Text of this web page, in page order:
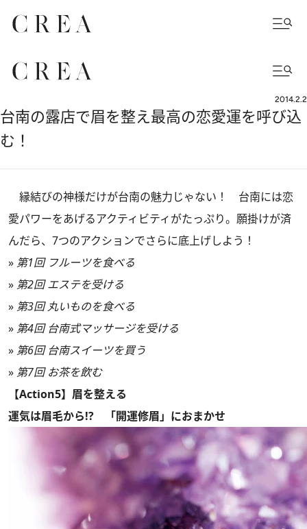
2014.2.2
台南の露店で眉を整え最高の恋愛運を呼び込
む！
縁結びの神様だけが台南の魅力じゃない！ 台南には恋
愛パワーをあげるアクティビティがたっぷり。願掛けが済
んだら、7つのアクションでさらに底上げしよう！
» 第1回 フルーツを食べる
» 第2回 エステを受ける
» 第3回 丸いものを食べる
» 第4回 台南式マッサージを受ける
» 第6回 台南スイーツを買う
» 第7回 お茶を飲む
【Action5】眉を整える
運気は眉毛から!? 「開運修眉」におまかせ